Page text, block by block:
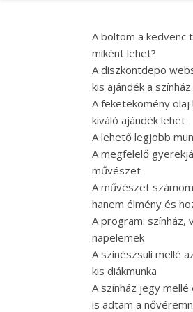
A boltom a kedvenc
miként lehet?
A diszkontdepo
kis ajándék a
A feketekömény
kiváló ajándék lehet
A lehető legjobb
A megfelelő
művészet
A művészet
hanem élmény és
A program: színház,
napelemek
A színészsuli mellé
kis diákmunka
A színház jegy
is adtam a